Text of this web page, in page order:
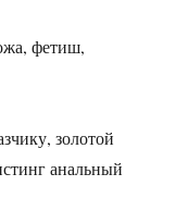
фетиш,
золотой
анальный